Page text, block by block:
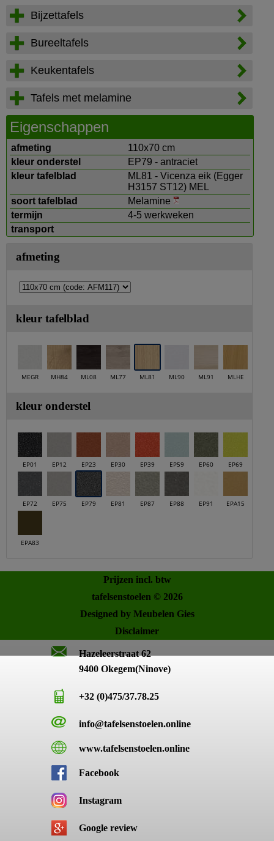
Bijzettafels
Bureeltafels
Keukentafels
Tafels met melamine
Eigenschappen
afmeting
110x70 cm
kleur onderstel
EP79 - antraciet
kleur tafelblad
ML81 - Vicenza eik (Egger
H3157 ST12) MEL
soort tafelblad
Melamine
termijn
4-5 werkweken
transport
afmeting
kleur tafelblad
MEGR MH84 ML08 ML77 ML81 ML90 ML91 MLHE
kleur onderstel
EP01 EP12 EP23 EP30 EP39 EP59 EP60 EP69
EP72 EP75 EP79 EP81 EP87 EP88 EP91 EPA15
EPA83
Prijzen incl. btw
tafelsenstoelen © 2026
Designed by Meubelen Gies
Disclaimer
Hazeleerstraat 62
9400 Okegem(Ninove)
+32 (0)475/37.78.25
info@tafelsenstoelen.online
www.tafelsenstoelen.online
Facebook
Instagram
Google review